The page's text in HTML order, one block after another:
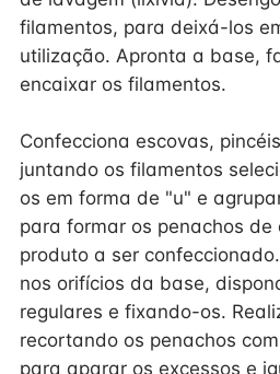
filamentos, para deixá-los
utilização. Apronta a base,
encaixar os filamentos.
Confecciona escovas,
juntando os filamentos
os em forma de "u" e
para formar os penachos de
produto a ser
nos orifícios da base,
regulares e fixando-os.
recortando os penachos
para aparar os excessos e